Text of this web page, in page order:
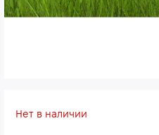
Нет в наличии